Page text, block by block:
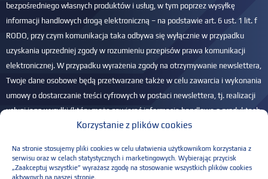
Korzystanie z plików cookies
Na stronie stosujemy pliki cookies w celu ułatwienia użytkownikom korzystania z
serwisu oraz w celach statystycznych i marketingowych. Wybierając przycisk
„Zaakceptuj wszystkie” wyrażasz zgodę na stosowanie wszystkich plików cookies
aktywnych na naszej stronie.
bezpośredniego własnych produktów i usług, w tym poprzez wysyłkę
informacji handlowych drogą elektroniczną – na podstawie art. 6 ust. 1 lit. f
RODO, przy czym komunikacja taka odbywa się wyłącznie w przypadku
uzyskania uprzedniej zgody w rozumieniu przepisów prawa komunikacji
elektronicznej. W przypadku wyrażenia zgody na otrzymywanie newslettera,
Twoje dane osobowe będą przetwarzane także w celu zawarcia i wykonania
umowy o dostarczanie treści cyfrowych w postaci newslettera, tj. realizacji
usługi jego wysyłki (który może zawierać informacje handlowe o produktach
i usługach Administratora) na podany adres e-mail – na podstawie art. 6 ust.
sprostowania, usunięcia, ograniczenia przetwarzania, przenoszenia danych
oraz wniesienia sprzeciwu. Masz również prawo do wniesienia skargi do